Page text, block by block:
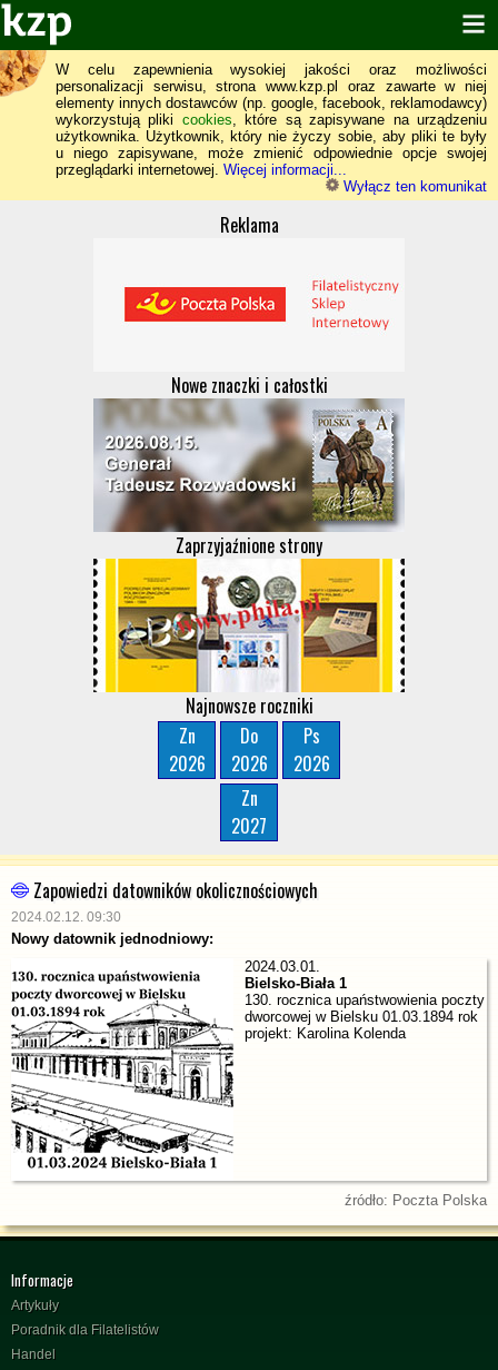
W celu zapewnienia wysokiej jakości oraz możliwości
personalizacji serwisu, strona www.kzp.pl oraz zawarte w niej
elementy innych dostawców (np. google, facebook, reklamodawcy)
wykorzystują pliki cookies, które są zapisywane na urządzeniu
użytkownika. Użytkownik, który nie życzy sobie, aby pliki te były
u niego zapisywane, może zmienić odpowiednie opcje swojej
przeglądarki internetowej. Więcej informacji...
Wyłącz ten komunikat
Reklama
Nowe znaczki i całostki
Zaprzyjaźnione strony
Najnowsze roczniki
Zn
2026
Do
2026
Ps
2026
Zn
2027
Zapowiedzi datowników okolicznościowych
2024.02.12. 09:30
Nowy datownik jednodniowy:
2024.03.01.
Bielsko-Biała 1
130. rocznica upaństwowienia poczty
dworcowej w Bielsku 01.03.1894 rok
projekt: Karolina Kolenda
źródło: Poczta Polska
Informacje
Artykuły
Poradnik dla Filatelistów
Handel